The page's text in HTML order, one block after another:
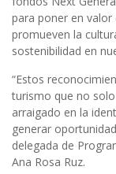
para poner en
promueven la
sostenibilidad en
“Estos
turismo que no
arraigado en la
generar
delegada de
Ana Rosa Ruz.